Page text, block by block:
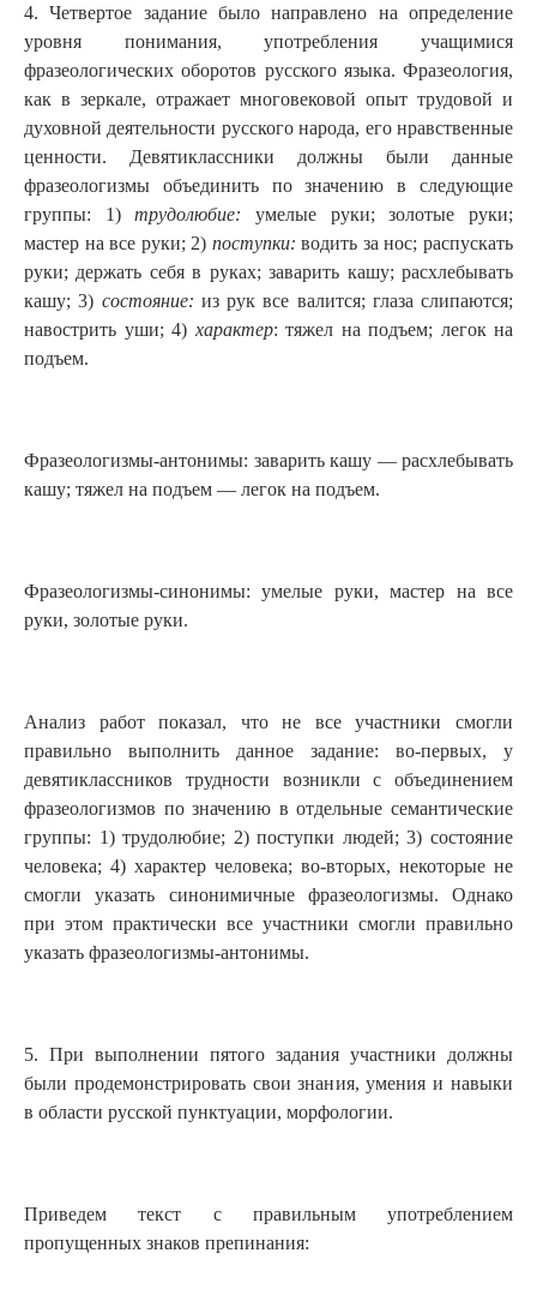
4. Четвертое задание было направлено на определение
уровня понимания, употребления учащимися
фразеологических оборотов русского языка. Фразеология,
как в зеркале, отражает многовековой опыт трудовой и
духовной деятельности русского народа, его нравственные
ценности. Девятиклассники должны были данные
фразеологизмы объединить по значению в следующие
группы: 1)трудолюбие: умелые руки; золотые руки;
мастер на все руки; 2) поступки: водить за нос; распускать
руки; держать себя в руках; заварить кашу; расхлебывать
кашу; 3) состояние: из рук все валится; глаза слипаются;
навострить уши; 4) характер: тяжел на подъем; легок на
подъем.
Фразеологизмы-антонимы: заварить кашу — расхлебывать
кашу; тяжел на подъем — легок на подъем.
Фразеологизмы-синонимы: умелые руки, мастер на все
руки, золотые руки.
Анализ работ показал, что не все участники смогли
правильно выполнить данное задание: во-первых, у
девятиклассников трудности возникли с объединением
фразеологизмов по значению в отдельные семантические
группы: 1) трудолюбие; 2) поступки людей; 3) состояние
человека; 4) характер человека; во-вторых, некоторые не
смогли указать синонимичные фразеологизмы. Однако
при этом практически все участники смогли правильно
указать фразеологизмы-антонимы.
5. При выполнении пятого задания участники должны
были продемонстрировать свои знания, умения и навыки
в области русской пунктуации, морфологии.
Приведем текст с правильным употреблением
пропущенных знаков препинания: